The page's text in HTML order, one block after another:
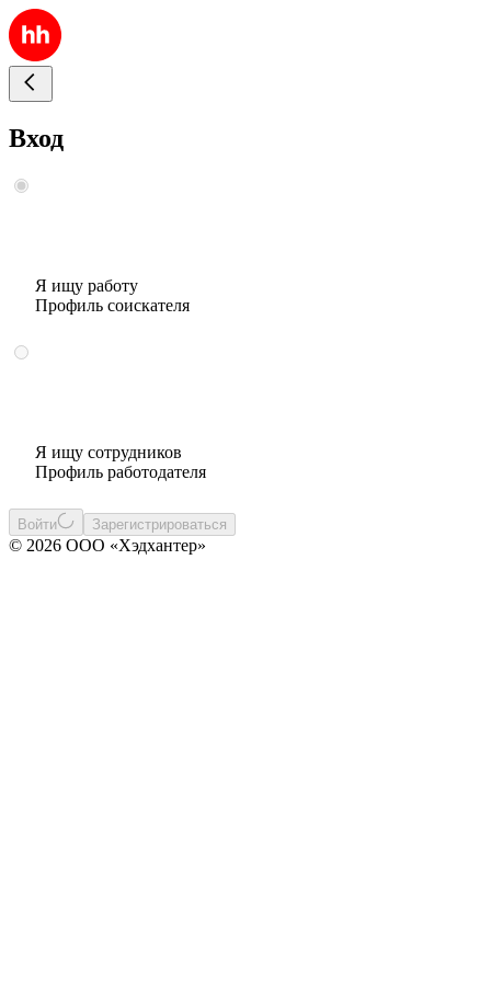
Вход
Я ищу работу
Профиль соискателя
Я ищу сотрудников
Профиль работодателя
Войти Зарегистрироваться
© 2026 ООО «Хэдхантер»